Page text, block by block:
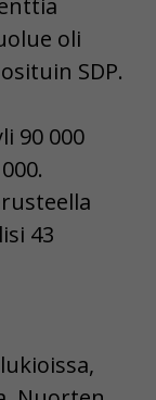
oli
SDP.
90 000
43